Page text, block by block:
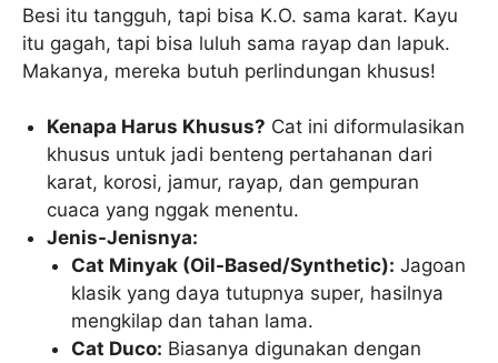
Besi itu tangguh, tapi bisa K.O. sama karat. Kayu
itu gagah, tapi bisa luluh sama rayap dan lapuk.
Makanya, mereka butuh perlindungan khusus!
Kenapa Harus Khusus? Cat ini diformulasikan
khusus untuk jadi benteng pertahanan dari
karat, korosi, jamur, rayap, dan gempuran
cuaca yang nggak menentu.
Jenis-Jenisnya:
Cat Minyak (Oil-Based/Synthetic): Jagoan
klasik yang daya tutupnya super, hasilnya
mengkilap dan tahan lama.
Cat Duco: Biasanya digunakan dengan